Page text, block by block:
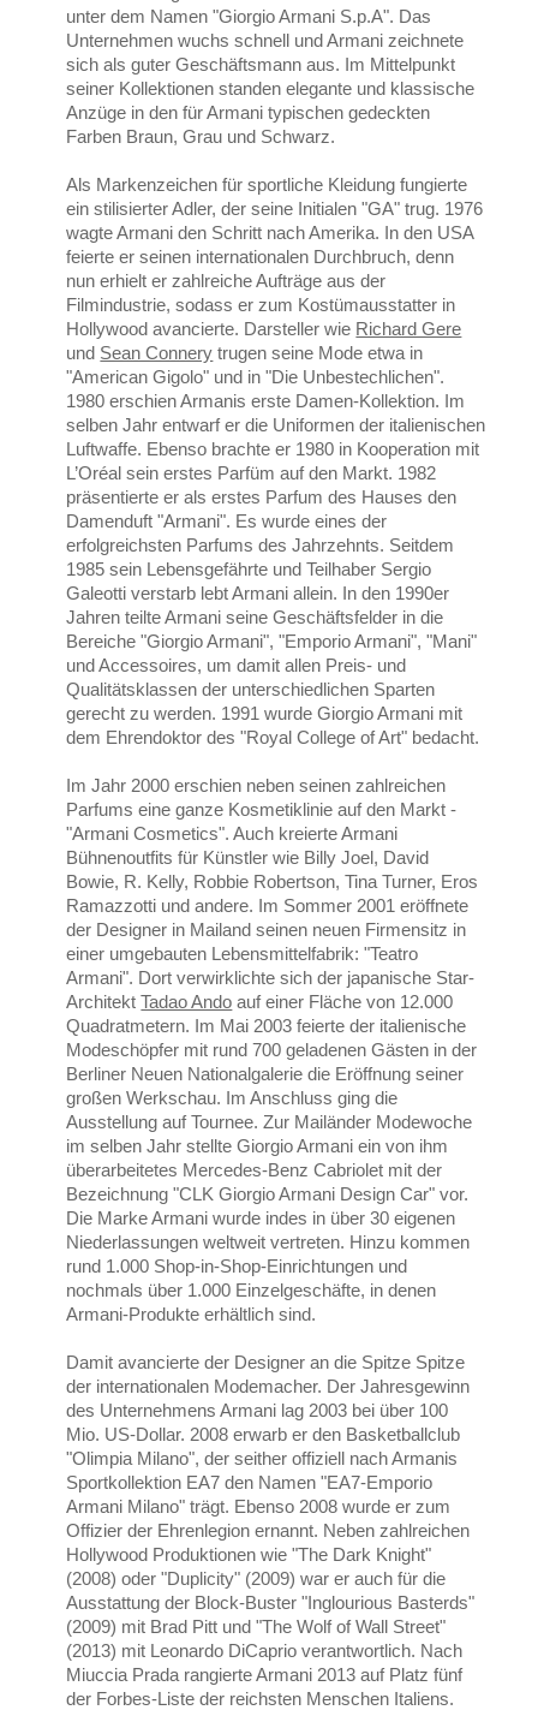
unter dem Namen "Giorgio Armani S.p.A". Das
Unternehmen wuchs schnell und Armani zeichnete
sich als guter Geschäftsmann aus. Im Mittelpunkt
seiner Kollektionen standen elegante und klassische
Anzüge in den für Armani typischen gedeckten
Farben Braun, Grau und Schwarz.
Als Markenzeichen für sportliche Kleidung fungierte
ein stilisierter Adler, der seine Initialen "GA" trug. 1976
wagte Armani den Schritt nach Amerika. In den USA
feierte er seinen internationalen Durchbruch, denn
nun erhielt er zahlreiche Aufträge aus der
Filmindustrie, sodass er zum Kostümausstatter in
Hollywood avancierte. Darsteller wie Richard Gere
und Sean Connery trugen seine Mode etwa in
"American Gigolo" und in "Die Unbestechlichen".
1980 erschien Armanis erste Damen-Kollektion. Im
selben Jahr entwarf er die Uniformen der italienischen
Luftwaffe. Ebenso brachte er 1980 in Kooperation mit
L’Oréal sein erstes Parfüm auf den Markt. 1982
präsentierte er als erstes Parfum des Hauses den
Damenduft "Armani". Es wurde eines der
erfolgreichsten Parfums des Jahrzehnts. Seitdem
1985 sein Lebensgefährte und Teilhaber Sergio
Galeotti verstarb lebt Armani allein. In den 1990er
Jahren teilte Armani seine Geschäftsfelder in die
Bereiche "Giorgio Armani", "Emporio Armani", "Mani"
und Accessoires, um damit allen Preis- und
Qualitätsklassen der unterschiedlichen Sparten
gerecht zu werden. 1991 wurde Giorgio Armani mit
dem Ehrendoktor des "Royal College of Art" bedacht.
Im Jahr 2000 erschien neben seinen zahlreichen
Parfums eine ganze Kosmetiklinie auf den Markt -
"Armani Cosmetics". Auch kreierte Armani
Bühnenoutfits für Künstler wie Billy Joel, David
Bowie, R. Kelly, Robbie Robertson, Tina Turner, Eros
Ramazzotti und andere. Im Sommer 2001 eröffnete
der Designer in Mailand seinen neuen Firmensitz in
einer umgebauten Lebensmittelfabrik: "Teatro
Armani". Dort verwirklichte sich der japanische Star-
ArchitektTadao Ando auf einer Fläche von 12.000
Quadratmetern. Im Mai 2003 feierte der italienische
Modeschöpfer mit rund 700 geladenen Gästen in der
Berliner Neuen Nationalgalerie die Eröffnung seiner
großen Werkschau. Im Anschluss ging die
Ausstellung auf Tournee. Zur Mailänder Modewoche
im selben Jahr stellte Giorgio Armani ein von ihm
überarbeitetes Mercedes-Benz Cabriolet mit der
Bezeichnung "CLK Giorgio Armani Design Car" vor.
Die Marke Armani wurde indes in über 30 eigenen
Niederlassungen weltweit vertreten. Hinzu kommen
rund 1.000 Shop-in-Shop-Einrichtungen und
nochmals über 1.000 Einzelgeschäfte, in denen
Armani-Produkte erhältlich sind.
Damit avancierte der Designer an die Spitze Spitze
der internationalen Modemacher. Der Jahresgewinn
des Unternehmens Armani lag 2003 bei über 100
Mio. US-Dollar. 2008 erwarb er den Basketballclub
"Olimpia Milano", der seither offiziell nach Armanis
Sportkollektion EA7 den Namen "EA7-Emporio
Armani Milano" trägt. Ebenso 2008 wurde er zum
Offizier der Ehrenlegion ernannt. Neben zahlreichen
Hollywood Produktionen wie "The Dark Knight"
(2008) oder "Duplicity" (2009) war er auch für die
Ausstattung der Block-Buster "Inglourious Basterds"
(2009) mit Brad Pitt und "The Wolf of Wall Street"
(2013) mit Leonardo DiCaprio verantwortlich. Nach
Miuccia Prada rangierte Armani 2013 auf Platz fünf
der Forbes-Liste der reichsten Menschen Italiens.